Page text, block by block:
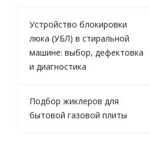
Устройство блокировки
люка (УБЛ) в стиральной
машине: выбор, дефектовка
и диагностика
Подбор жиклеров для
бытовой газовой плиты